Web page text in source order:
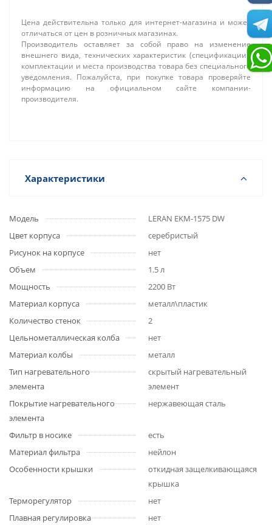
Цена действительна только для интернет-магазина и может
отличаться от цен в розничных магазинах.
Производитель оставляет за собой право на изменение
внешнего вида, технических характеристик (спецификации),
комплектации и места производства товара без специального
уведомления. Пожалуйста, при покупке товара проверяйте
информацию на официальном сайте компании-
производителя.
Характеристики
Модель
LERAN EKМ-1575 DW
Цвет корпуса
серебристый
Рисунок на корпусе
нет
Объем
1.5 л
Мощность
2200 Вт
Материал корпуса
металл\пластик
Количество стенок
2
Цельнометаллическая колба
нет
Материал колбы
металл
Тип нагревательного
элемента
скрытый нагревательный
элемент
Покрытие нагревательного
элемента
нержавеющая сталь
Фильтр в носике
есть
Материал фильтра
нейлон
Особенности крышки
откидная защелкивающаяся
крышка
Терморегулятор
нет
Плавная регулировка
нет